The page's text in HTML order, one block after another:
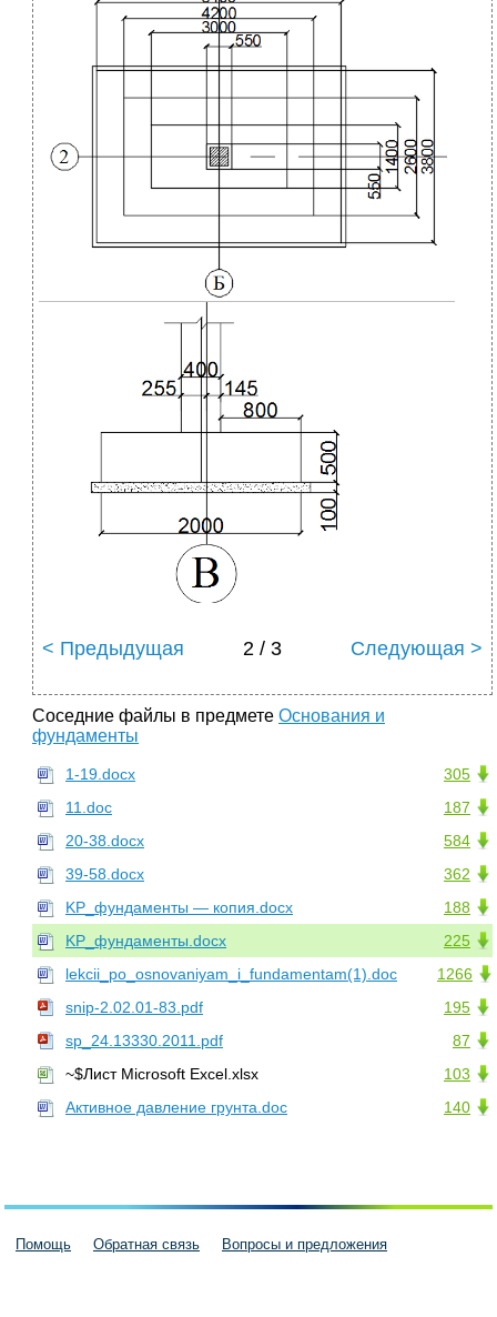
< Предыдущая 2 / 3 Следующая >
Соседние файлы в предмете Основания и
фундаменты
305
1-19.docx
187
11.doc
584
20-38.docx
362
39-58.docx
188
KP_фундаменты — копия.docx
225
KP_фундаменты.docx
1266
lekcii_po_osnovaniyam_i_fundamentam(1).doc
195
snip-2.02.01-83.pdf
87
sp_24.13330.2011.pdf
103
~$Лист Microsoft Excel.xlsx
140
Активное давление грунта.doc
Помощь Обратная связь Вопросы и предложения